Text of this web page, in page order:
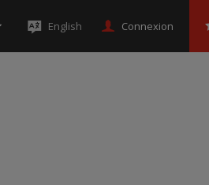
English Connexion